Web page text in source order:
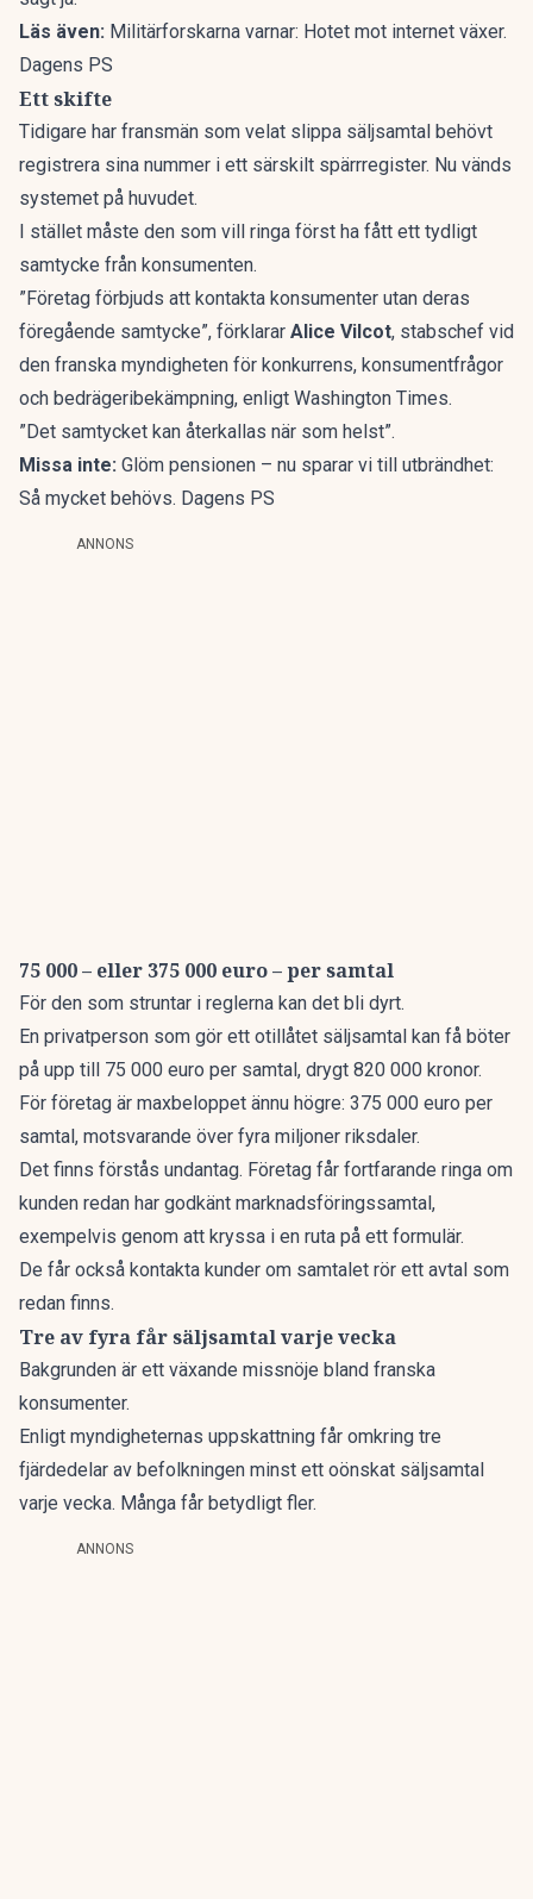
Läs även: Militärforskarna varnar: Hotet mot internet växer.
Dagens PS
Ett skifte
Tidigare har fransmän som velat slippa säljsamtal behövt
registrera sina nummer i ett särskilt spärrregister. Nu vänds
systemet på huvudet.
I stället måste den som vill ringa först ha fått ett tydligt
samtycke från konsumenten.
”Företag förbjuds att kontakta konsumenter utan deras
föregående samtycke”, förklarar Alice Vilcot, stabschef vid
den franska myndigheten för konkurrens, konsumentfrågor
och bedrägeribekämpning, enligt Washington Times.
”Det samtycket kan återkallas när som helst”.
Missa inte: Glöm pensionen – nu sparar vi till utbrändhet:
Så mycket behövs. Dagens PS
ANNONS
75 000 – eller 375 000 euro – per samtal
För den som struntar i reglerna kan det bli dyrt.
En privatperson som gör ett otillåtet säljsamtal kan få böter
på upp till 75 000 euro per samtal, drygt 820 000 kronor.
För företag är maxbeloppet ännu högre: 375 000 euro per
samtal, motsvarande över fyra miljoner riksdaler.
Det finns förstås undantag. Företag får fortfarande ringa om
kunden redan har godkänt marknadsföringssamtal,
exempelvis genom att kryssa i en ruta på ett formulär.
De får också kontakta kunder om samtalet rör ett avtal som
redan finns.
Tre av fyra får säljsamtal varje vecka
Bakgrunden är ett växande missnöje bland franska
konsumenter.
Enligt myndigheternas uppskattning får omkring tre
fjärdedelar av befolkningen minst ett oönskat säljsamtal
varje vecka. Många får betydligt fler.
ANNONS